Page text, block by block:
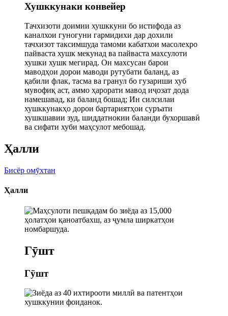
Хушккунаки конвейер
Тачхизоти доимии хушккуни бо истифода аз
каналхои гуногуни гармидихи дар дохили
тачхизот таксимшуда тамоми кабатхои масолехро
пайваста хушк мекунад ва пайваста махсулоти
хушки хушк мегирад. Он махсусан барои
маводҳои дорои маводи рутубати баланд, аз
қабили флак, тасма ва гранул бо гузариши хуб
мувофиқ аст, аммо ҳарорати мавод иҷозат дода
намешавад, ки баланд бошад; Ин силсилаи
хушккунакҳо дорои бартариятҳои суръати
хушкшавии зуд, шиддатнокии баланди бухоршавӣ
ва сифати хуби маҳсулот мебошад.
Ҳалли
Бисёр омӯхтан
Ҳалли
Гӯшт
Гӯшт